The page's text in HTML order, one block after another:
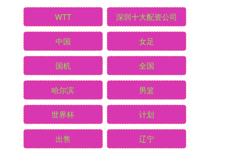
WTT 深圳十大配资公司
中国 女足
国机 全国
哈尔滨 男篮
世界杯 计划
出售 辽宁